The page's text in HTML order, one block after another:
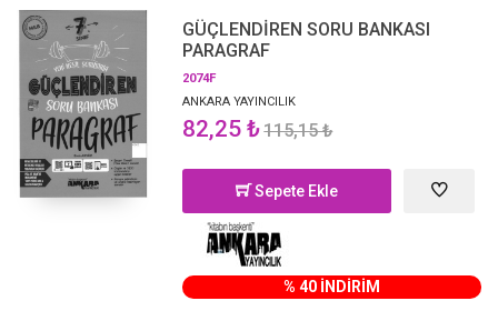
GÜÇLENDİREN SORU BANKASI
PARAGRAF
2074F
ANKARA YAYINCILIK
82,25 ₺115,15 ₺
Sepete Ekle
% 40 İNDİRİM